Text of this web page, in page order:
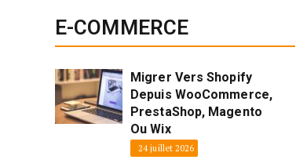
E-COMMERCE
Migrer Vers Shopify
Depuis WooCommerce,
PrestaShop, Magento
Ou Wix
24 juillet 2026